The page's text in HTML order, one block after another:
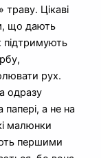
Цікаві
що дають
підтримують
рух.
одразу
а не на
малюнки
першими